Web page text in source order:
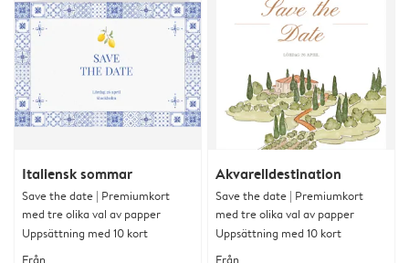
Italiensk sommar
Save the date | Premiumkort
med tre olika val av papper
Uppsättning med 10 kort
Från
Akvarelldestination
Save the date | Premiumkort
med tre olika val av papper
Uppsättning med 10 kort
Från